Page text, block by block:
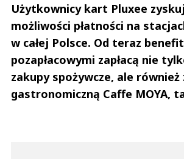
Użytkownicy kart Pluxee
możliwości płatności na
w całej Polsce. Od teraz
pozapłacowymi zapłacą nie
zakupy spożywcze, ale
gastronomiczną Caffe MOYA,